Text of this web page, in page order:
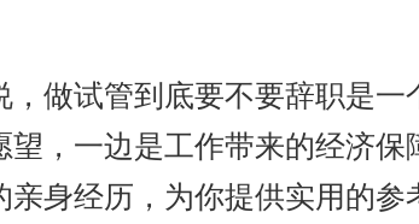
，做试管到底要不要辞职是一
，一边是工作带来的经济保
身经历，为你提供实用的参